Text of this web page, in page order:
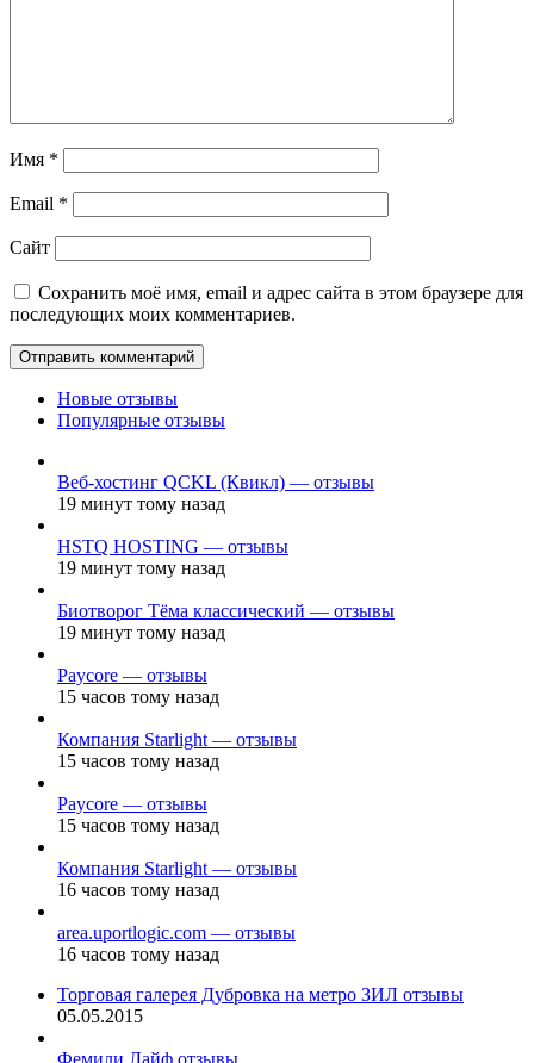
Имя *
Email *
Сайт
Сохранить моё имя, email и адрес сайта в этом браузере для
последующих моих комментариев.
Новые отзывы
Популярные отзывы
Веб-хостинг QCKL (Квикл) — отзывы
19 минут тому назад
HSTQ HOSTING — отзывы
19 минут тому назад
Биотворог Тёма классический — отзывы
19 минут тому назад
Paycore — отзывы
15 часов тому назад
Компания Starlight — отзывы
15 часов тому назад
Paycore — отзывы
15 часов тому назад
Компания Starlight — отзывы
16 часов тому назад
area.uportlogic.com — отзывы
16 часов тому назад
Торговая галерея Дубровка на метро ЗИЛ отзывы
05.05.2015